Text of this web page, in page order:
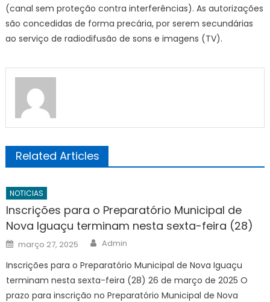
(canal sem proteção contra interferências). As autorizações
são concedidas de forma precária, por serem secundárias
ao serviço de radiodifusão de sons e imagens (TV).
Related Articles
NOTICIAS
Inscrições para o Preparatório Municipal de
Nova Iguaçu terminam nesta sexta-feira (28)
Posted
on
março 27, 2025 Author
Admin
Inscrições para o Preparatório Municipal de Nova Iguaçu
terminam nesta sexta-feira (28) 26 de março de 2025 O
prazo para inscrição no Preparatório Municipal de Nova